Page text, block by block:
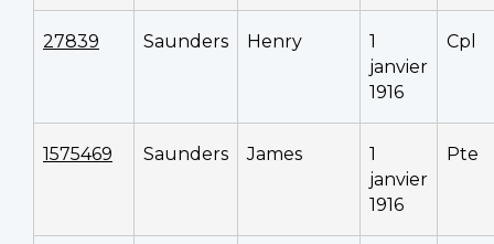
27839 Saunders Henry
1
janvier
1916
Cpl
1575469 Saunders James
1
janvier
1916
Pte